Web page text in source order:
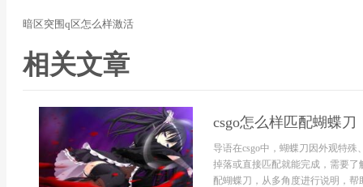
暗区突围q区怎么样激活
相关文章
csgo怎么样匹配蝴蝶刀
导语在csgo中，蝴蝶刀因外观特
掉落或直接匹配就能完成，需要
配蝴蝶刀，从多角度进行说明，